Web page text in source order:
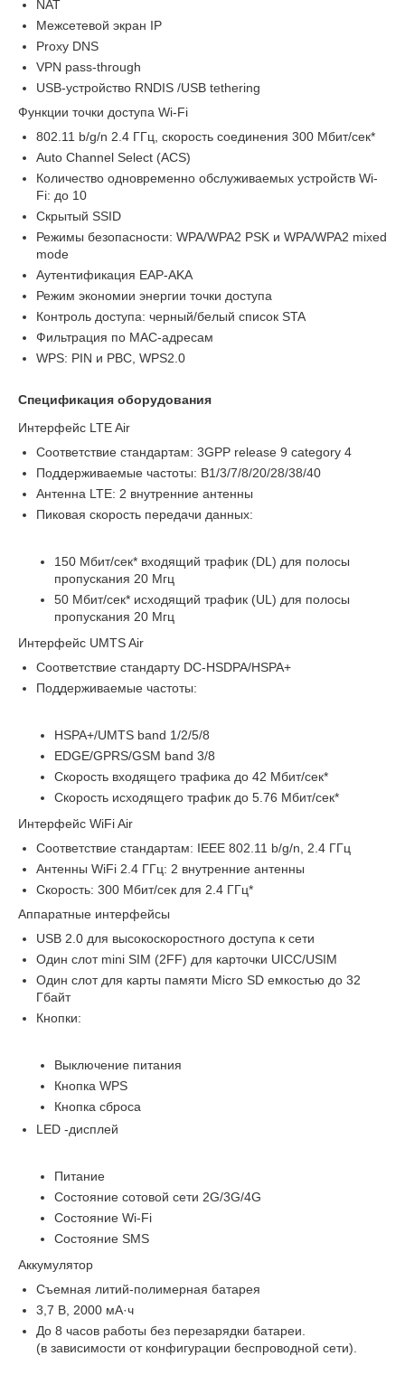
NAT
Межсетевой экран IP
Proxy DNS
VPN pass-through
USB-устройство RNDIS /USB tethering
Функции точки доступа Wi-Fi
802.11 b/g/n 2.4 ГГц, скорость соединения 300 Мбит/сек*
Auto Channel Select (ACS)
Количество одновременно обслуживаемых устройств Wi-
Fi: до 10
Скрытый SSID
Режимы безопасности: WPA/WPA2 PSK и WPA/WPA2 mixed
mode
Аутентификация EAP-AKA
Режим экономии энергии точки доступа
Контроль доступа: черный/белый список STA
Фильтрация по MAC-адресам
WPS: PIN и PBC, WPS2.0
Спецификация оборудования
Интерфейс LTE Air
Соответствие стандартам: 3GPP release 9 category 4
Поддерживаемые частоты: B1/3/7/8/20/28/38/40
Антенна LTE: 2 внутренние антенны
Пиковая скорость передачи данных:
150 Мбит/сек* входящий трафик (DL) для полосы
пропускания 20 Мгц
50 Мбит/сек* исходящий трафик (UL) для полосы
пропускания 20 Мгц
Интерфейс UMTS Air
Соответствие стандарту DC-HSDPA/HSPA+
Поддерживаемые частоты:
HSPA+/UMTS band 1/2/5/8
EDGE/GPRS/GSM band 3/8
Скорость входящего трафика до 42 Мбит/сек*
Скорость исходящего трафик до 5.76 Мбит/сек*
Интерфейс WiFi Air
Соответствие стандартам: IEEE 802.11 b/g/n, 2.4 ГГц
Антенны WiFi 2.4 ГГц: 2 внутренние антенны
Скорость: 300 Мбит/сек для 2.4 ГГц*
Аппаратные интерфейсы
USB 2.0 для высокоскоростного доступа к сети
Один слот mini SIM (2FF) для карточки UICC/USIM
Один слот для карты памяти Micro SD емкостью до 32
Гбайт
Кнопки:
Выключение питания
Кнопка WPS
Кнопка сброса
LED -дисплей
Питание
Состояние сотовой сети 2G/3G/4G
Состояние Wi-Fi
Состояние SMS
Аккумулятор
Съемная литий-полимерная батарея
3,7 В, 2000 мА·ч
До 8 часов работы без перезарядки батареи.
(в зависимости от конфигурации беспроводной сети).